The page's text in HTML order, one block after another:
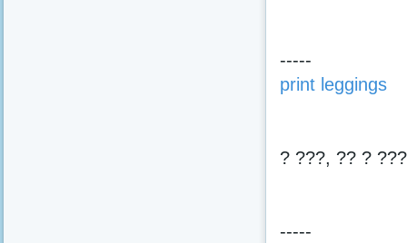
-----
print leggings
? ???, ?? ?
-----